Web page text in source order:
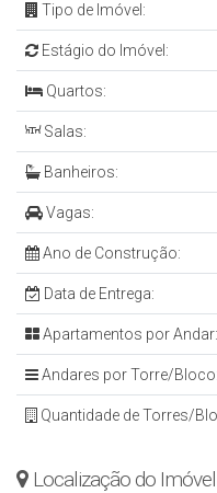
Tipo de Imóvel:
Estágio do Imóvel:
Quartos:
Salas:
Banheiros:
Vagas:
Ano de Construção:
Data de Entrega:
Apartamentos por Andar:
Andares por Torre/Bloco:
Quantidade de Torres/
Localização do Imóvel